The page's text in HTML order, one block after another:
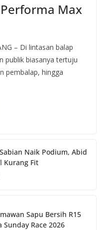
Max
– Di lintasan balap
publik biasanya tertuju
pembalap, hingga
Naik Podium, Abid
Kurang Fit
Sapu Bersih R15
Sunday Race 2026